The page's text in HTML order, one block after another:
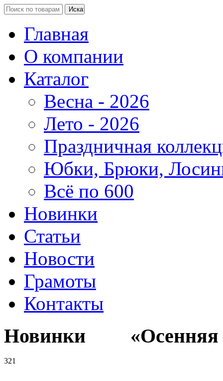
Главная
О компании
Каталог
Весна - 2026
Лето - 2026
Праздничная
Юбки, Брюки,
Всё по 600
Новинки
Статьи
Новости
Грамоты
Контакты
Новинки «Осенняя
321